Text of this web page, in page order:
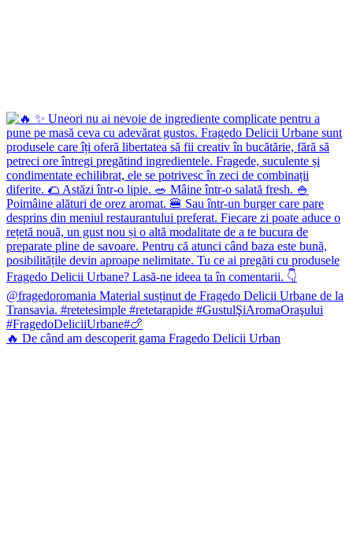
🔥 De când am descoperit gama Fragedo Delicii Urban